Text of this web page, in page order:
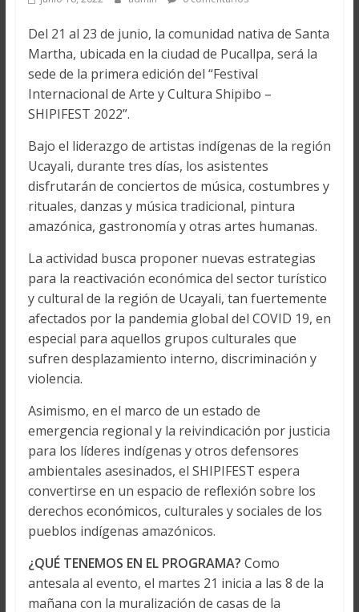
Del 21 al 23 de junio, la comunidad nativa de Santa
Martha, ubicada en la ciudad de Pucallpa, será la
sede de la primera edición del “Festival
Internacional de Arte y Cultura Shipibo –
SHIPIFEST 2022”.
Bajo el liderazgo de artistas indígenas de la región
Ucayali, durante tres días, los asistentes
disfrutarán de conciertos de música, costumbres y
rituales, danzas y música tradicional, pintura
amazónica, gastronomía y otras artes humanas.
La actividad busca proponer nuevas estrategias
para la reactivación económica del sector turístico
y cultural de la región de Ucayali, tan fuertemente
afectados por la pandemia global del COVID 19, en
especial para aquellos grupos culturales que
sufren desplazamiento interno, discriminación y
violencia.
Asimismo, en el marco de un estado de
emergencia regional y la reivindicación por justicia
para los líderes indígenas y otros defensores
ambientales asesinados, el SHIPIFEST espera
convertirse en un espacio de reflexión sobre los
derechos económicos, culturales y sociales de los
pueblos indígenas amazónicos.
¿QUÉ TENEMOS EN EL PROGRAMA? Como
antesala al evento, el martes 21 inicia a las 8 de la
mañana con la muralización de casas de la